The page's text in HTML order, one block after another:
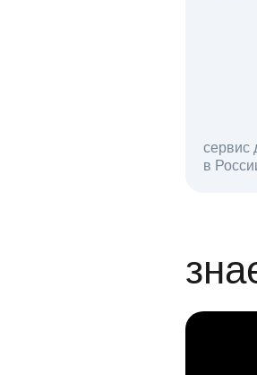
сервис
в